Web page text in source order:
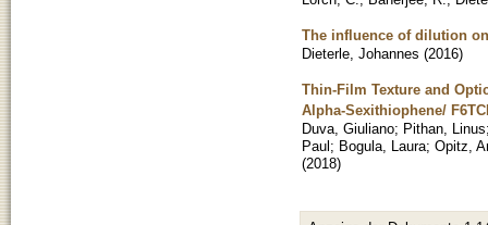
The influence of dilution
Dieterle, Johannes (2016)
Thin-Film Texture and
Alpha-Sexithiophene/
Duva, Giuliano; Pithan, Linus
Paul; Bogula, Laura; Opitz,
(2018)